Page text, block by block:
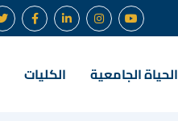
الحياة الجامعية الكليات